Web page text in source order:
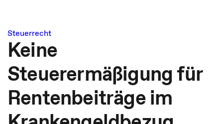
Steuerrecht
Keine
Steuerermäßigung für
Rentenbeiträge im